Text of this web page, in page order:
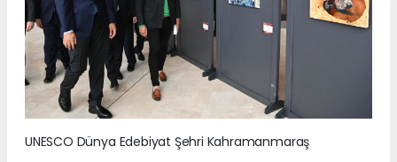
UNESCO Dünya Edebiyat Şehri Kahramanmaraş